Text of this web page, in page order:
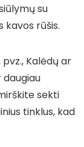
su
kavos rūšis.
Kalėdų ar
sekti
tinklus, kad